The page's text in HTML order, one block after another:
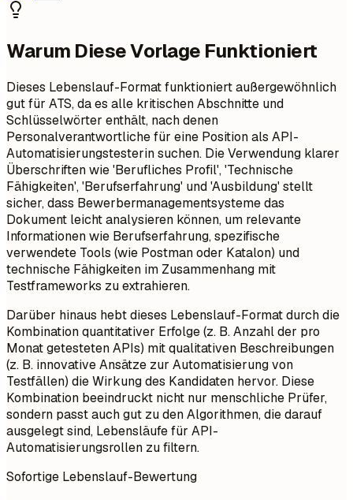
Warum Diese Vorlage Funktioniert
Dieses Lebenslauf-Format funktioniert außergewöhnlich
gut für ATS, da es alle kritischen Abschnitte und
Schlüsselwörter enthält, nach denen
Personalverantwortliche für eine Position als API-
Automatisierungstesterin suchen. Die Verwendung klarer
Überschriften wie 'Berufliches Profil', 'Technische
Fähigkeiten', 'Berufserfahrung' und 'Ausbildung' stellt
sicher, dass Bewerbermanagementsysteme das
Dokument leicht analysieren können, um relevante
Informationen wie Berufserfahrung, spezifische
verwendete Tools (wie Postman oder Katalon) und
technische Fähigkeiten im Zusammenhang mit
Testframeworks zu extrahieren.
Darüber hinaus hebt dieses Lebenslauf-Format durch die
Kombination quantitativer Erfolge (z. B. Anzahl der pro
Monat getesteten APIs) mit qualitativen Beschreibungen
(z. B. innovative Ansätze zur Automatisierung von
Testfällen) die Wirkung des Kandidaten hervor. Diese
Kombination beeindruckt nicht nur menschliche Prüfer,
sondern passt auch gut zu den Algorithmen, die darauf
ausgelegt sind, Lebensläufe für API-
Automatisierungsrollen zu filtern.
Sofortige Lebenslauf-Bewertung